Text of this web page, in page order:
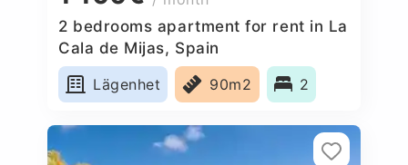
2 bedrooms apartment for rent in La
Cala de Mijas, Spain
Lägenhet
90m2 2